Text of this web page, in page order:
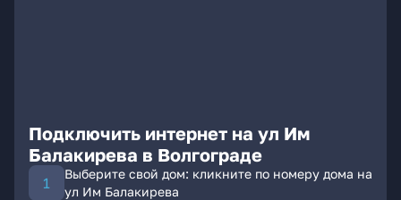
Подключить интернет на ул Им
Балакирева в Волгограде
Выберите свой дом: кликните по номеру дома на
ул Им Балакирева